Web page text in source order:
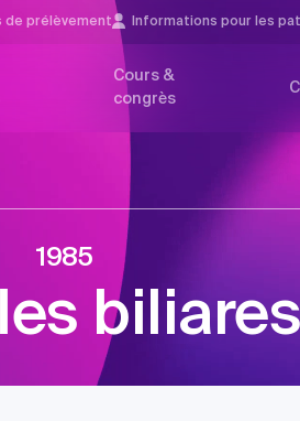
de prélèvement Infor­mations pour les
Cours &
congrès
1985